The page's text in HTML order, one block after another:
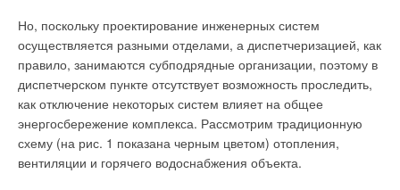
Но, поскольку проектирование инженерных систем
осуществляется разными отделами, а диспетчеризацией, как
правило, занимаются субподрядные организации, поэтому в
диспетчерском пункте отсутствует возможность проследить,
как отключение некоторых систем влияет на общее
энергосбережение комплекса. Рассмотрим традиционную
схему (на рис. 1 показана черным цветом) отопления,
вентиляции и горячего водоснабжения объекта.
Гораздо экономичнее организовать раздачу воздуха от
приточных установок (возду хонагревателей,
теплогенераторов) через различные индуктивные жалюзи и
распределительные короба с индуктивными соплами, а
распределение воздуха по площади и высоте объемного
помещения производить с помощью потолочных
вентиляторов (так называемых «дестратификаторов») —
вблизи
ЦОД компании Apple в
Мейдене (штат
Северная Каролина, США)